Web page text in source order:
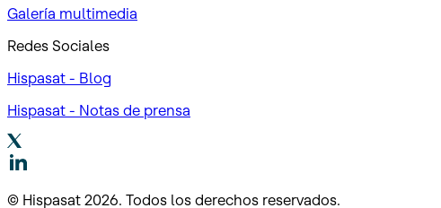
Galería multimedia
Redes Sociales
Hispasat - Blog
Hispasat - Notas de prensa
© Hispasat 2026. Todos los derechos reservados.